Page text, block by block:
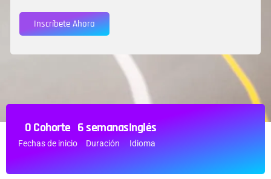
Inscríbete Ahora
0 Cohorte
Fechas de inicio
6 semanas
Duración
Inglés
Idioma